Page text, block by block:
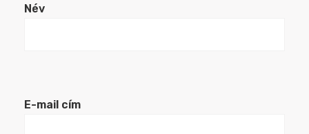
Név
E-mail cím